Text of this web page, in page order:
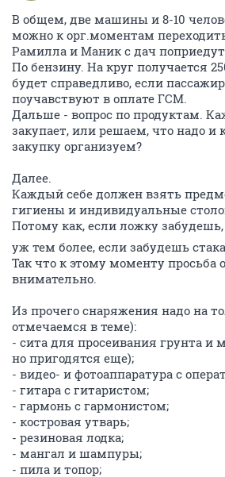
В общем, две машины и 8-10
можно к орг.моментам
Рамилла и Маник с дач
По бензину. На круг получается
будет справедливо, если
поучавствуют в оплате ГСМ.
Дальше - вопрос по продуктам.
закупает, или решаем, что надо и
закупку организуем?
Далее.
Каждый себе должен взять
гигиены и индивидуальные
Потому как, если ложку
уж тем более, если забудешь
Так что к этому моменту просьба
внимательно.
Из прочего снаряжения надо на
отмечаемся в теме):
- сита для просеивания грунта и
но пригодятся еще);
- видео- и фотоаппаратура с
- гитара с гитаристом;
- гармонь с гармонистом;
- костровая утварь;
- резиновая лодка;
- мангал и шампуры;
- пила и топор;